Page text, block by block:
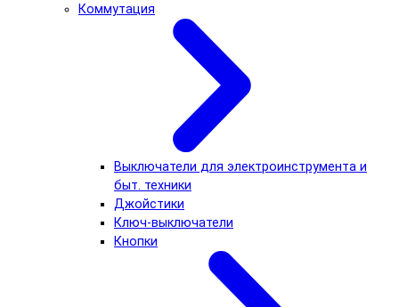
Коммутация
Выключатели для электроинструмента и
быт. техники
Джойстики
Ключ-выключатели
Кнопки